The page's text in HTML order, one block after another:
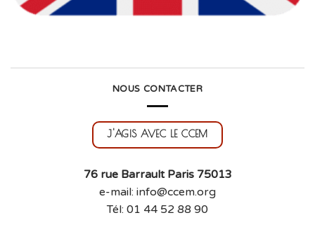
NOUS CONTACTER
J'AGIS AVEC LE CCEM
76 rue Barrault Paris 75013
e-mail: info@ccem.org
Tél: 01 44 52 88 90